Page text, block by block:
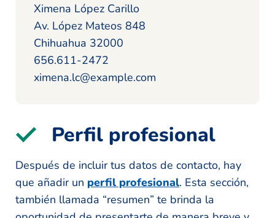
Ximena López Carillo
Av. López Mateos 848
Chihuahua 32000
656.611-2472
ximena.lc@example.com
Perfil profesional
Después de incluir tus datos de contacto, hay
que añadir un perfil profesional. Esta sección,
también llamada “resumen” te brinda la